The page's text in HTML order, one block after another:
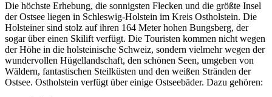
Die höchste Erhebung, die sonnigsten Flecken und die größte Insel
der Ostsee liegen in Schleswig-Holstein im Kreis Ostholstein. Die
Holsteiner sind stolz auf ihren 164 Meter hohen Bungsberg, der
sogar über einen Skilift verfügt. Die Touristen kommen nicht wegen
der Höhe in die holsteinische Schweiz, sondern vielmehr wegen der
wundervollen Hügellandschaft, den schönen Seen, umgeben von
Wäldern, fantastischen Steilküsten und den weißen Stränden der
Ostsee. Ostholstein verfügt über einige Ostseebäder. Dazu gehören: